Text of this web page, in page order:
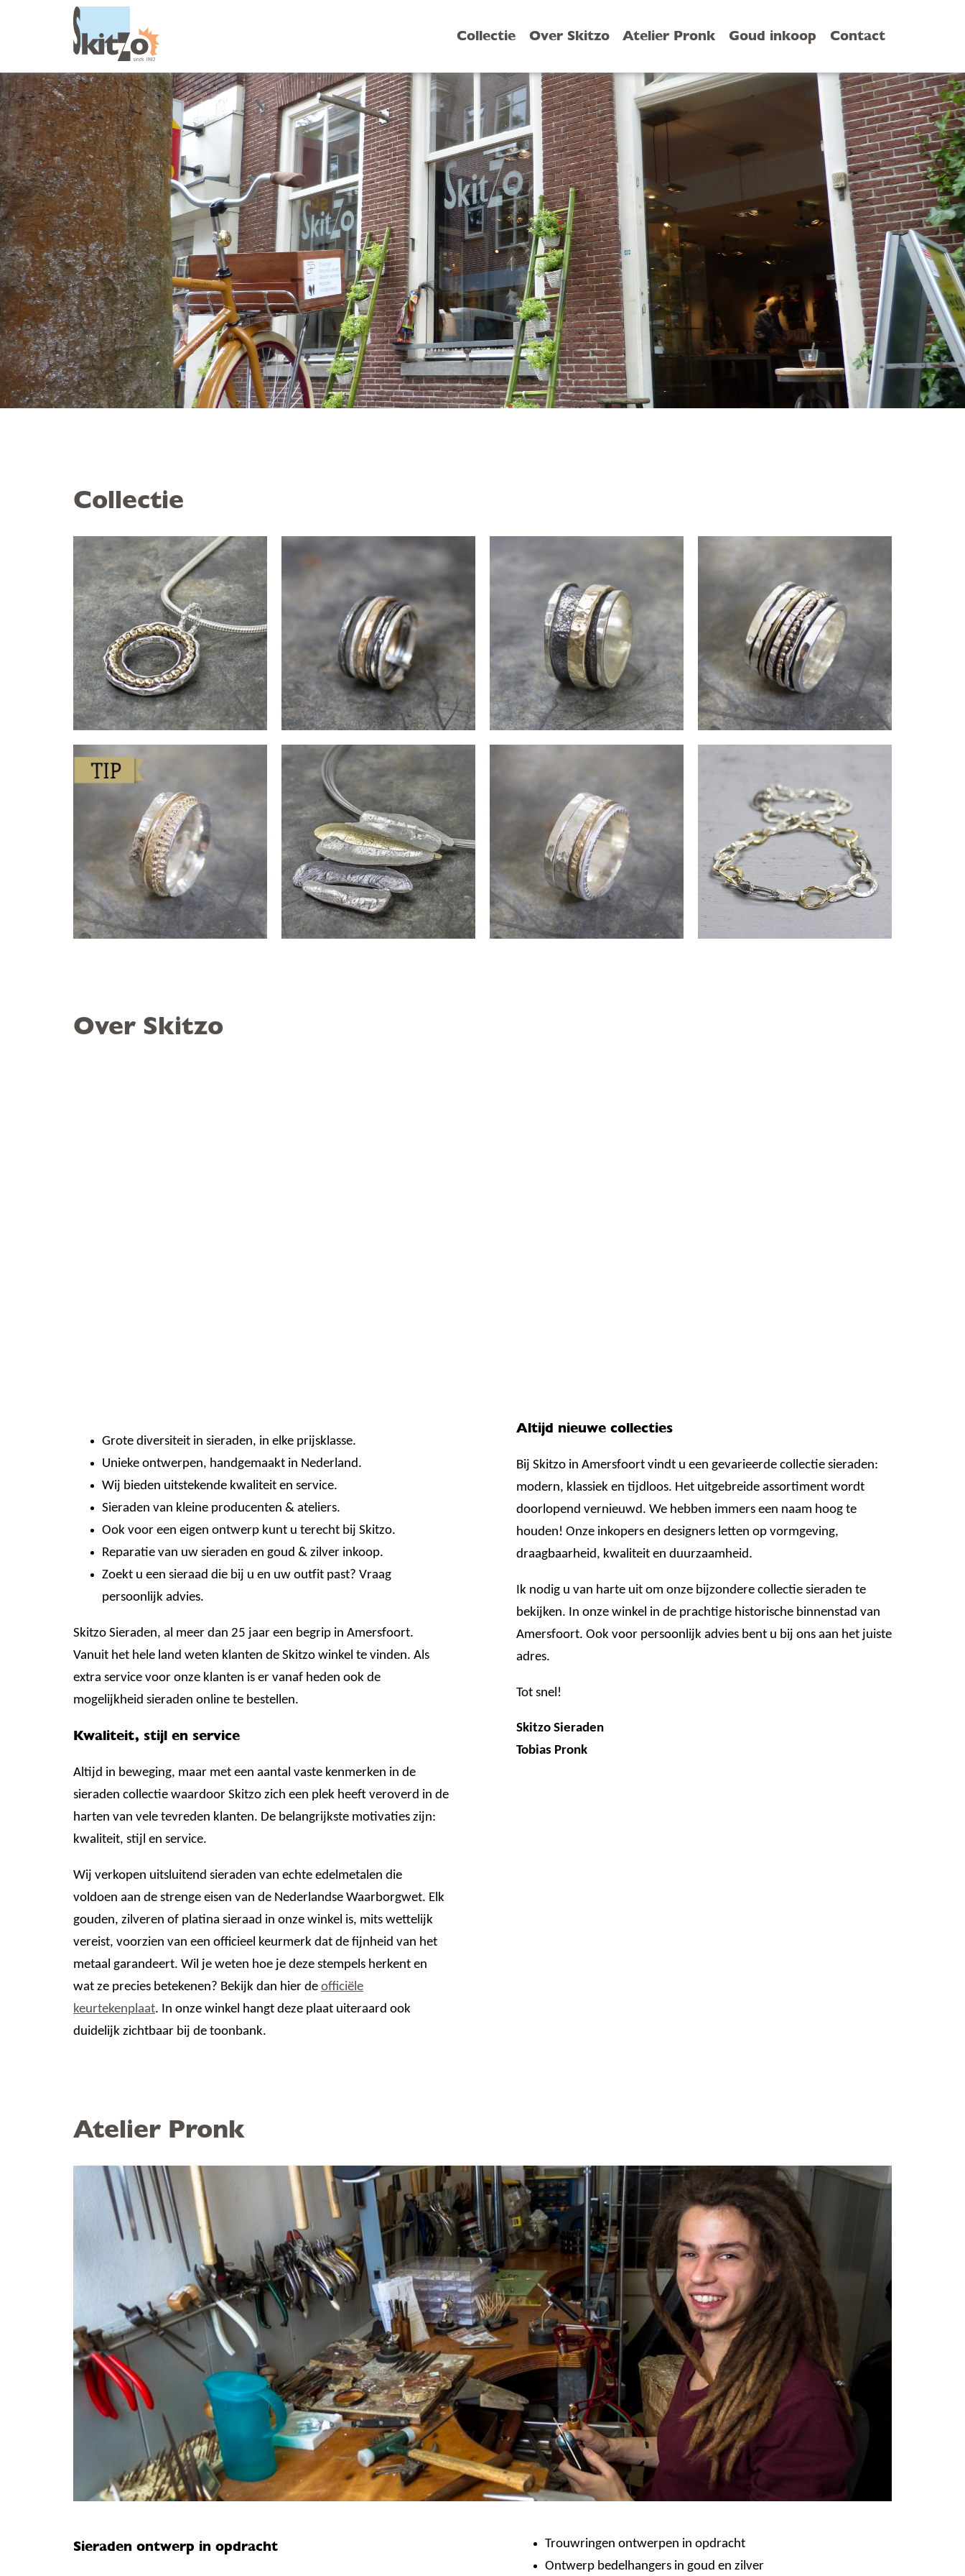
Collectie Over Skitzo Atelier Pronk Goud inkoop Contact
Collectie
Over Skitzo
Grote diversiteit in sieraden, in elke prijsklasse.
Unieke ontwerpen, handgemaakt in Nederland.
Wij bieden uitstekende kwaliteit en service.
Sieraden van kleine producenten & ateliers.
Ook voor een eigen ontwerp kunt u terecht bij Skitzo.
Reparatie van uw sieraden en goud & zilver inkoop.
Zoekt u een sieraad die bij u en uw outfit past? Vraag
persoonlijk advies.
Skitzo Sieraden, al meer dan 25 jaar een begrip in Amersfoort.
Vanuit het hele land weten klanten de Skitzo winkel te vinden. Als
extra service voor onze klanten is er vanaf heden ook de
mogelijkheid sieraden online te bestellen.
Kwaliteit, stijl en service
Altijd in beweging, maar met een aantal vaste kenmerken in de
sieraden collectie waardoor Skitzo zich een plek heeft veroverd in de
harten van vele tevreden klanten. De belangrijkste motivaties zijn:
kwaliteit, stijl en service.
Wij verkopen uitsluitend sieraden van echte edelmetalen die
voldoen aan de strenge eisen van de Nederlandse Waarborgwet. Elk
gouden, zilveren of platina sieraad in onze winkel is, mits wettelijk
vereist, voorzien van een officieel keurmerk dat de fijnheid van het
metaal garandeert. Wil je weten hoe je deze stempels herkent en
wat ze precies betekenen? Bekijk dan hier de officiële
keurtekenplaat. In onze winkel hangt deze plaat uiteraard ook
duidelijk zichtbaar bij de toonbank.
Altijd nieuwe collecties
Bij Skitzo in Amersfoort vindt u een gevarieerde collectie sieraden:
modern, klassiek en tijdloos. Het uitgebreide assortiment wordt
doorlopend vernieuwd. We hebben immers een naam hoog te
houden! Onze inkopers en designers letten op vormgeving,
draagbaarheid, kwaliteit en duurzaamheid.
Ik nodig u van harte uit om onze bijzondere collectie sieraden te
bekijken. In onze winkel in de prachtige historische binnenstad van
Amersfoort. Ook voor persoonlijk advies bent u bij ons aan het juiste
adres.
Tot snel!
Skitzo Sieraden
Tobias Pronk
Atelier Pronk
Sieraden ontwerp in opdracht
Trouwringen ontwerpen in opdracht
Ontwerp bedelhangers in goud en zilver